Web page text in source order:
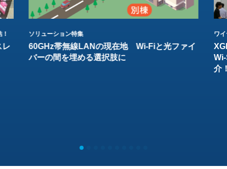
レ
ソリューション特集
60GHz帯無線LANの現在地 Wi-Fiと光ファイ
バーの間を埋める選択肢に
ワ
介